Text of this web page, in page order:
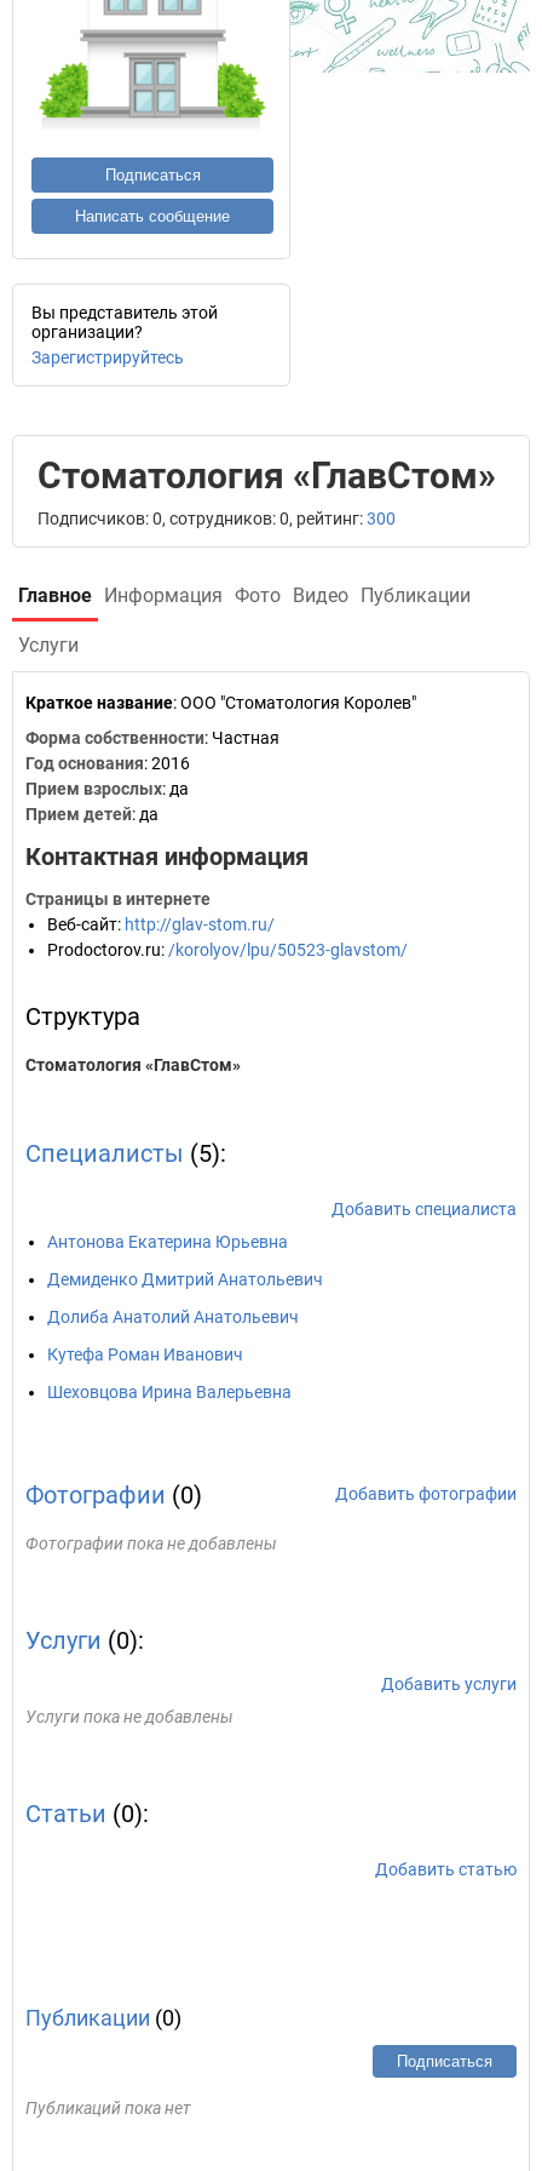
Подписаться
Написать сообщение
Вы представитель этой
организации?
Зарегистрируйтесь
Стоматология «ГлавСтом»
Подписчиков: 0, сотрудников: 0, рейтинг:300
Главное Информация Фото Видео Публикации
Услуги
Краткое название:ООО "Стоматология Королев"
Форма собственности: Частная
Год основания:2016
Прием взрослых: да
Прием детей: да
Контактная информация
Страницы в интернете
Веб-сайт: http://glav-stom.ru/
Prodoctorov.ru: /korolyov/lpu/50523-glavstom/
Структура
Стоматология «ГлавСтом»
Специалисты (5):
Добавить специалиста
Антонова Екатерина Юрьевна
Демиденко Дмитрий Анатольевич
Долиба Анатолий Анатольевич
Кутефа Роман Иванович
Шеховцова Ирина Валерьевна
Фотографии (0) Добавить фотографии
Фотографии пока не добавлены
Услуги (0):
Добавить услуги
Услуги пока не добавлены
Статьи (0):
Добавить статью
Публикации (0)
Подписаться
Публикаций пока нет